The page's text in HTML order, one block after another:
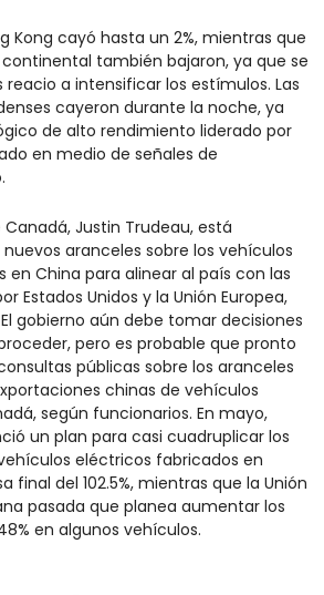
Kong cayó hasta un 2%, mientras que
también bajaron, ya que se
reacio a intensificar los estímulos. Las
cayeron durante la noche, ya
de alto rendimiento liderado por
en medio de señales de
Justin Trudeau, está
aranceles sobre los vehículos
China para alinear al país con las
Estados Unidos y la Unión Europea,
gobierno aún debe tomar decisiones
pero es probable que pronto
públicas sobre los aranceles
chinas de vehículos
según funcionarios. En mayo,
un plan para casi cuadruplicar los
eléctricos fabricados en
final del 102.5%, mientras que la Unión
pasada que planea aumentar los
en algunos vehículos.